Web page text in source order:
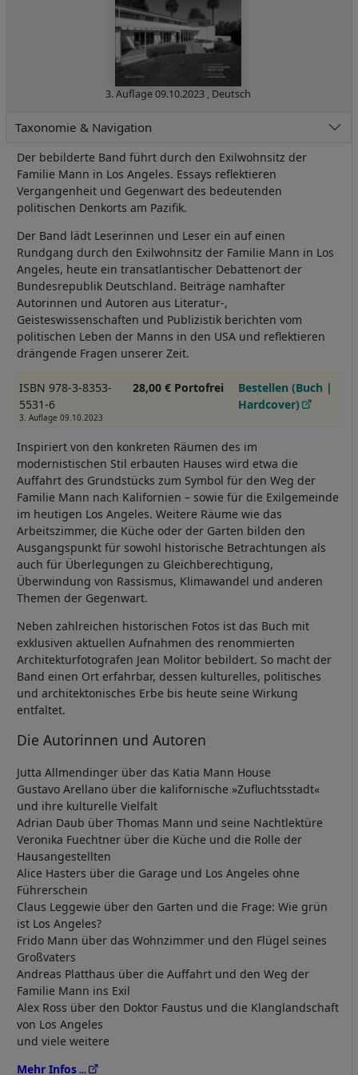
3. Auflage09.10.2023 , Deutsch
Taxonomie & Navigation
Der bebilderte Band führt durch den Exilwohnsitz der
Familie Mann in Los Angeles. Essays reflektieren
Vergangenheit und Gegenwart des bedeutenden
politischen Denkorts am Pazifik.
Der Band lädt Leserinnen und Leser ein auf einen
Rundgang durch den Exilwohnsitz der Familie Mann in Los
Angeles, heute ein transatlantischer Debattenort der
Bundesrepublik Deutschland. Beiträge namhafter
Autorinnen und Autoren aus Literatur-,
Geisteswissenschaften und Publizistik berichten vom
politischen Leben der Manns in den USA und reflektieren
drängende Fragen unserer Zeit.
ISBN 978-3-8353-
5531-6
3. Auflage 09.10.2023
28,00 € Portofrei
Bestellen (Buch |
Hardcover)
Inspiriert von den konkreten Räumen des im
modernistischen Stil erbauten Hauses wird etwa die
Auffahrt des Grundstücks zum Symbol für den Weg der
Familie Mann nach Kalifornien – sowie für die Exilgemeinde
im heutigen Los Angeles. Weitere Räume wie das
Arbeitszimmer, die Küche oder der Garten bilden den
Ausgangspunkt für sowohl historische Betrachtungen als
auch für Überlegungen zu Gleichberechtigung,
Überwindung von Rassismus, Klimawandel und anderen
Themen der Gegenwart.
Neben zahlreichen historischen Fotos ist das Buch mit
exklusiven aktuellen Aufnahmen des renommierten
Architekturfotografen Jean Molitor bebildert. So macht der
Band einen Ort erfahrbar, dessen kulturelles, politisches
und architektonisches Erbe bis heute seine Wirkung
entfaltet.
Die Autorinnen und Autoren
Jutta Allmendinger über das Katia Mann House
Gustavo Arellano über die kalifornische »Zufluchtsstadt«
und ihre kulturelle Vielfalt
Adrian Daub über Thomas Mann und seine Nachtlektüre
Veronika Fuechtner über die Küche und die Rolle der
Hausangestellten
Alice Hasters über die Garage und Los Angeles ohne
Führerschein
Claus Leggewie über den Garten und die Frage: Wie grün
ist Los Angeles?
Frido Mann über das Wohnzimmer und den Flügel seines
Großvaters
Andreas Platthaus über die Auffahrt und den Weg der
Familie Mann ins Exil
Alex Ross über den Doktor Faustus und die Klanglandschaft
von Los Angeles
und viele weitere
Mehr Infos